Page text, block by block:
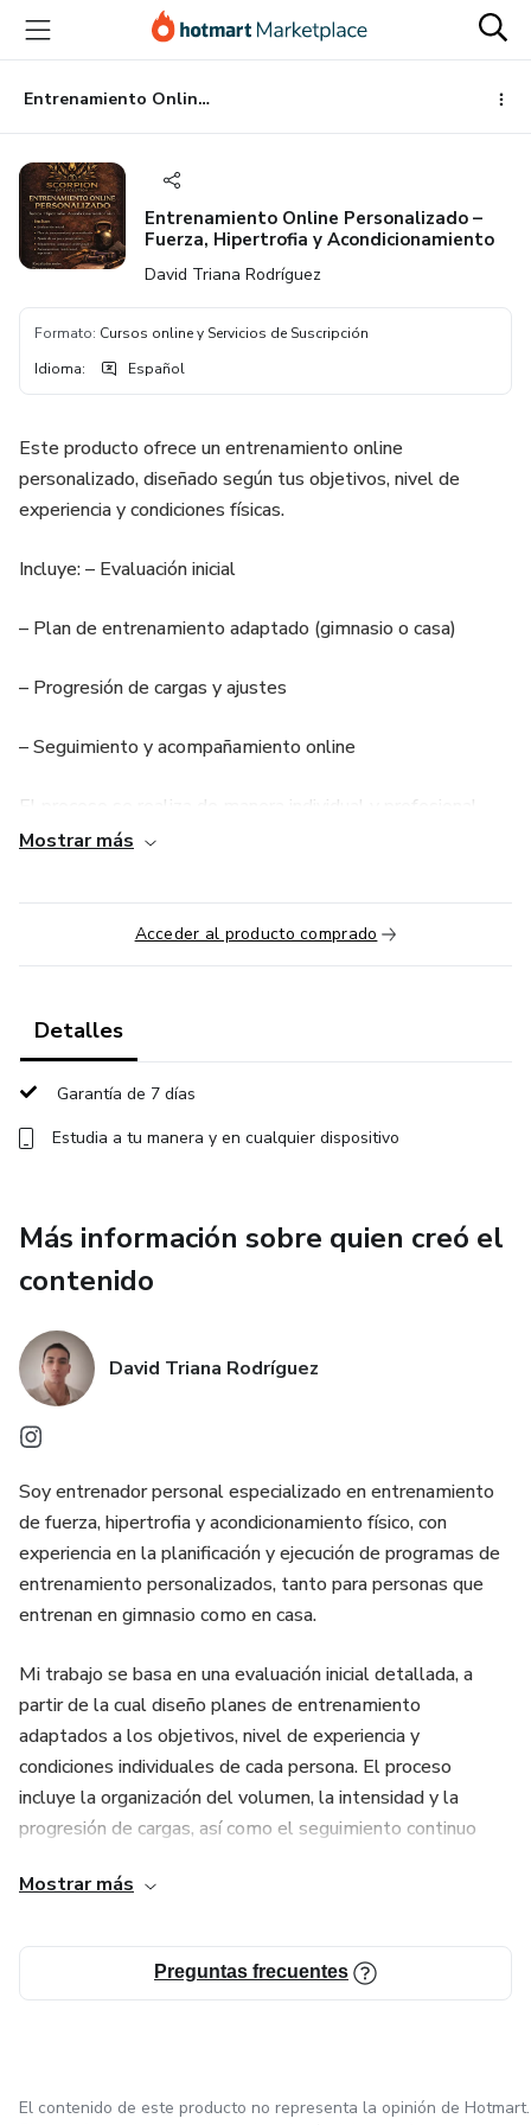
principal
página
de
página
Entrenamiento Online Personalizado – Fuerza, Hipertrofia y Acondicionamiento
Entrenamiento Online Personalizado –
Fuerza, Hipertrofia y Acondicionamiento
David Triana Rodríguez
Formato: Cursos online y Servicios de Suscripción
Idioma: Español
Este producto ofrece un entrenamiento online
personalizado, diseñado según tus objetivos, nivel de
experiencia y condiciones físicas.
Incluye: – Evaluación inicial
– Plan de entrenamiento adaptado (gimnasio o casa)
– Progresión de cargas y ajustes
– Seguimiento y acompañamiento online
El proceso se realiza de manera individual y profesional,
con comunicación directa para resolver dudas y realizar
Ideal para personas que buscan resultados reales con un
Mostrar más
Acceder al producto comprado
Detalles
Garantía de 7 días
Estudia a tu manera y en cualquier dispositivo
Más información sobre quien creó el
contenido
David Triana Rodríguez
Soy entrenador personal especializado en entrenamiento
de fuerza, hipertrofia y acondicionamiento físico, con
experiencia en la planificación y ejecución de programas de
entrenamiento personalizados, tanto para personas que
entrenan en gimnasio como en casa.
Mi trabajo se basa en una evaluación inicial detallada, a
partir de la cual diseño planes de entrenamiento
adaptados a los objetivos, nivel de experiencia y
condiciones individuales de cada persona. El proceso
incluye la organización del volumen, la intensidad y la
progresión de cargas, así como el seguimiento continuo
entrenamiento.
Además del entrenamiento, brindo orientación general en
hábitos y nutrición cuando el proceso lo requiere, siempre
y en la mejora de la salud y el rendimiento físico.
Mostrar más
Preguntas frecuentes
El contenido de este producto no representa la opinión de Hotmart.